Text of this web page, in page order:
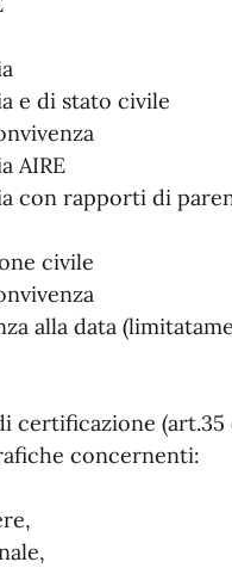
e di stato civile
AIRE
con rapporti di
civile
alla data
(art.35
concernenti: